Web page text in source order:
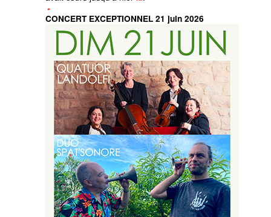
CONCERT EXCEPTIONNEL 21 juin 2026